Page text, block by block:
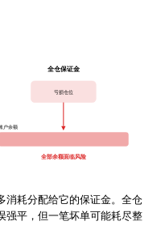
全仓保证金
亏损仓位
全部余额面临风险
户余额
消耗分配给它的保证金。全仓
平，但一笔坏单可能耗尽整